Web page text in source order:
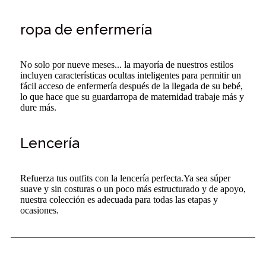
ropa de enfermería
No solo por nueve meses... la mayoría de nuestros estilos
incluyen características ocultas inteligentes para permitir un
fácil acceso de enfermería después de la llegada de su bebé,
lo que hace que su guardarropa de maternidad trabaje más y
dure más.
Lencería
Refuerza tus outfits con la lencería perfecta.Ya sea súper
suave y sin costuras o un poco más estructurado y de apoyo,
nuestra colección es adecuada para todas las etapas y
ocasiones.